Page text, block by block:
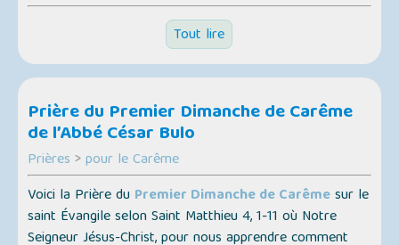
Tout lire
Prière du Premier Dimanche de Carême
de l’Abbé César Bulo
Prières >pour le Carême
Voici la Prière du Premier Dimanche de Carêmesur le
saint Évangile selon Saint Matthieu 4, 1-11 où Notre
Seigneur Jésus-Christ, pour nous apprendre comment